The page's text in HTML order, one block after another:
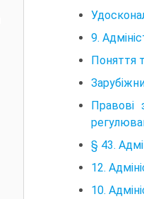
9.
Поняття
Правові
§ 43.
12.
10.